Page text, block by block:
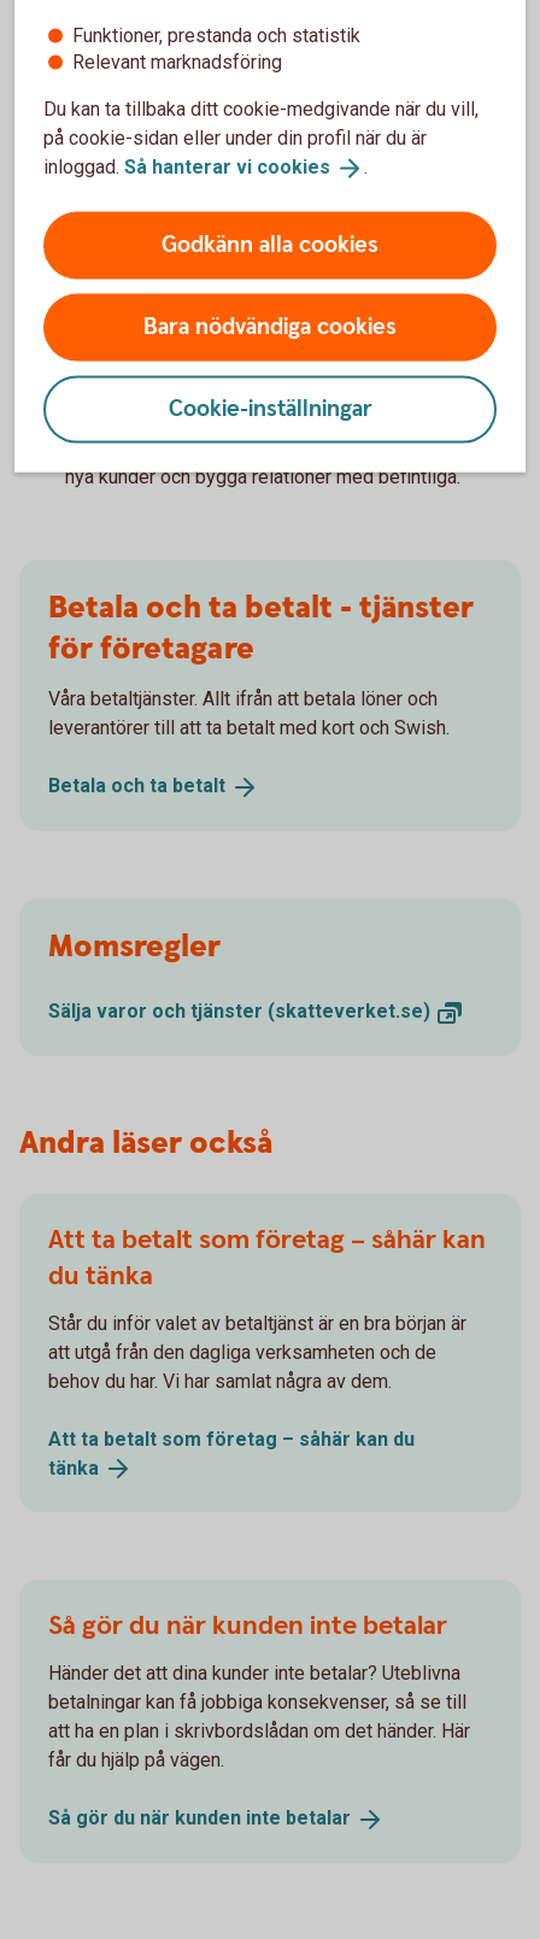
företag behöver följa dataskyddsreglerna (GDPR).
Hur ska kunderna hitta din
webbshop?
Att starta en webbshop är bara första steget. För att
försäljningen ska ta fart behöver kunderna också hitta
till din sida.
Det kan handla om att arbeta med:
- synlighet i sökmotorer
- nyhetsbrev eller kundkommunikation
Många företag kombinerar flera olika kanaler för att nå
nya kunder och bygga relationer med befintliga.
Betala och ta betalt - tjänster
för företagare
Våra betaltjänster. Allt ifrån att betala löner och
leverantörer till att ta betalt med kort och Swish.
Betala och ta betalt
Momsregler
Sälja varor och tjänster (skatteverket.se)
Andra läser också
Att ta betalt som företag – såhär kan
du tänka
Står du inför valet av betaltjänst är en bra början är
att utgå från den dagliga verksamheten och de
behov du har. Vi har samlat några av dem.
Att ta betalt som företag – såhär kan du
tänka
Så gör du när kunden inte betalar
Händer det att dina kunder inte betalar? Uteblivna
betalningar kan få jobbiga konsekvenser, så se till
att ha en plan i skrivbordslådan om det händer. Här
får du hjälp på vägen.
Så gör du när kunden inte betalar
Funktioner, prestanda och statistik
Relevant marknadsföring
Du kan ta tillbaka ditt cookie-medgivande när du vill,
på cookie-sidan eller under din profil när du är
inloggad. Så hanterar vi cookies .
Godkänn alla cookies
Bara nödvändiga cookies
Cookie-inställningar